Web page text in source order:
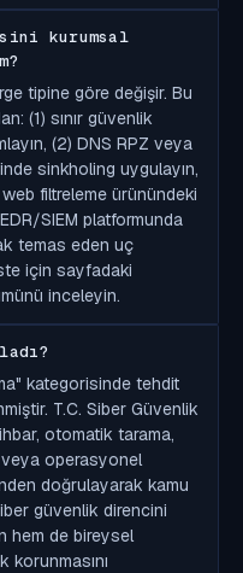
kurumsal
tipine göre değişir. Bu
(1) sınır güvenlik
(2) DNS RPZ veya
sinkholing uygulayın,
filtreleme ürünündeki
SIEM platformunda
temas eden uç
için sayfadaki
inceleyin.
kategorisinde tehdit
T.C. Siber Güvenlik
ihbar, otomatik tarama,
veya operasyonel
doğrulayarak kamu
güvenlik direncini
hem de bireysel
korunmasını